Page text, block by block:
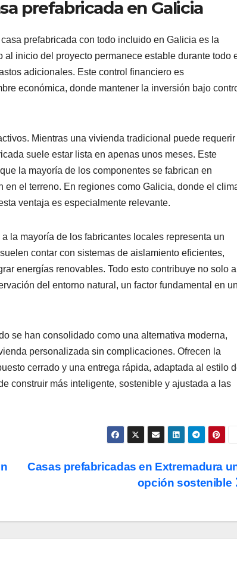
prefabricada en Galicia
prefabricada con todo incluido en Galicia es la
inicio del proyecto permanece estable durante todo
adicionales. Este control financiero es
económica, donde mantener la inversión bajo
Mientras una vivienda tradicional puede requerir
suele estar lista en apenas unos meses. Este
la mayoría de los componentes se fabrican en
el terreno. En regiones como Galicia, donde el
ventaja es especialmente relevante.
la mayoría de los fabricantes locales representa un
contar con sistemas de aislamiento eficientes,
energías renovables. Todo esto contribuye no solo
del entorno natural, un factor fundamental en
se han consolidado como una alternativa moderna,
personalizada sin complicaciones. Ofrecen la
cerrado y una entrega rápida, adaptada al estilo
construir más inteligente, sostenible y ajustada a las
Casas prefabricadas en Extremadura
opción sostenible